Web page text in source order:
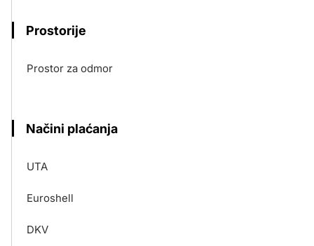
Prostorije
Prostor za odmor
Načini plaćanja
UTA
Euroshell
DKV